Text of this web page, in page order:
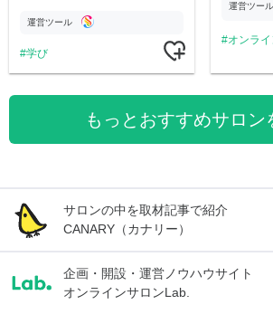
す運営ツール
学び
運営ツール
オンライ
もっとおすすめサロン
サロンの中を取材記事で紹介
CANARY（カナリー）
企画・開設・運営ノウハウサイト
オンラインサロンLab.